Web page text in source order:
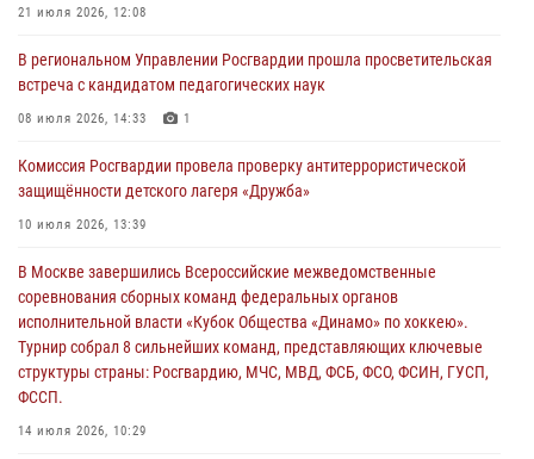
За минувшие сутки Псковские росгвардейцы выезжали два раза на
31 июля 2026, 13:53
В Санкт-Петербурге прошел окружной этап ежегодного
сотрудников вневедомственной охраны Росгвардии, Псковские
Росгвардейцы одержали победу
30 июля 2026, 05:10
Псковская Росгвардия приглашает на службу в подразделениях
вневедомственной охраны
21 июля 2026, 12:08
В региональном Управлении Росгвардии прошла просветительская
встреча с кандидатом педагогических наук
08 июля 2026, 14:33 1
Комиссия Росгвардии провела проверку антитеррористической
защищённости детского лагеря «Дружба»
10 июля 2026, 13:39
В Москве завершились Всероссийские межведомственные
соревнования сборных команд федеральных органов
исполнительной власти «Кубок Общества «Динамо» по хоккею».
Турнир собрал 8 сильнейших команд, представляющих ключевые
структуры страны: Росгвардию, МЧС, МВД, ФСБ, ФСО, ФСИН, ГУСП,
ФССП.
14 июля 2026, 10:29